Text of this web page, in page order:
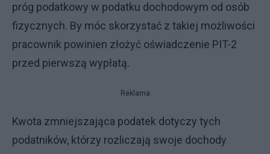
próg podatkowy w podatku dochodowym od osób
fizycznych. By móc skorzystać z takiej możliwości
pracownik powinien złożyć oświadczenie PIT-2
przed pierwszą wypłatą.
Reklama
Kwota zmniejszająca podatek dotyczy tych
podatników, którzy rozliczają swoje dochody